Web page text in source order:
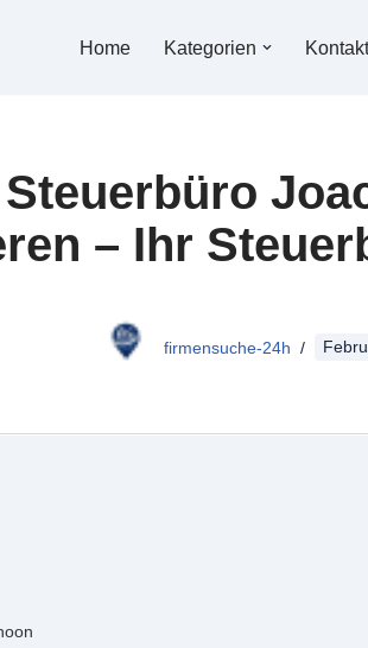
Home Kategorien Kontakt
– Ihr
firmensuche-24h